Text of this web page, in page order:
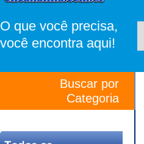
O que você precisa,
você encontra aqui!
Buscar por
Categoria